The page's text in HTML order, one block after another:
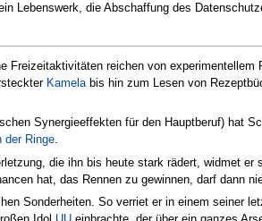
Lebenswerk, die Abschaffung des
Freizeitaktivitäten reichen von experimentellem
Kamela bis hin zum Lesen von
Synergieeffekten für den Hauptberuf) hat
der Ringe.
die ihn bis heute stark rädert, widmet er
hat, das Rennen zu gewinnen, darf dann
Sonderheiten. So verriet er in einem seiner